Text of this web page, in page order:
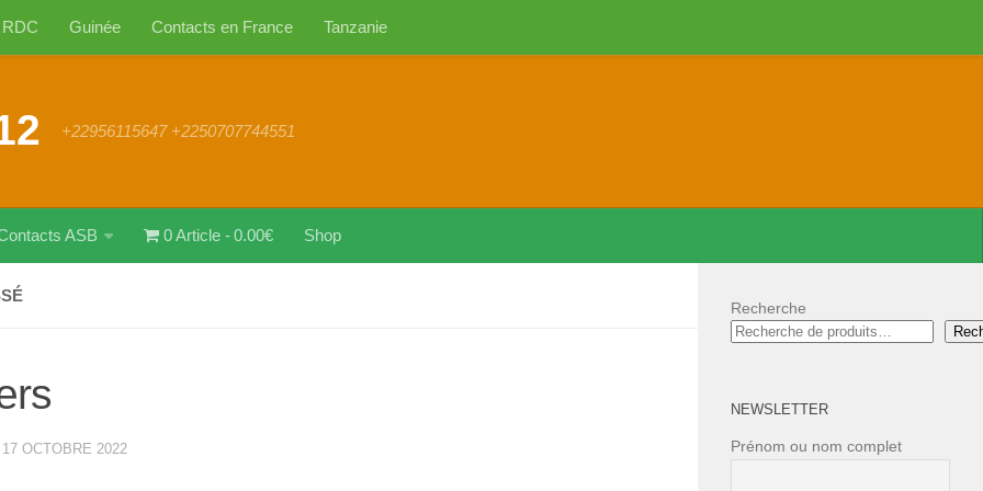
RDC Guinée Contacts en France Tanzanie
+22956115647 +2250707744551
ASB 0 Article 0.00€ Shop
17 OCTOBRE 2022
Recherche
NEWSLETTER
Prénom ou nom complet